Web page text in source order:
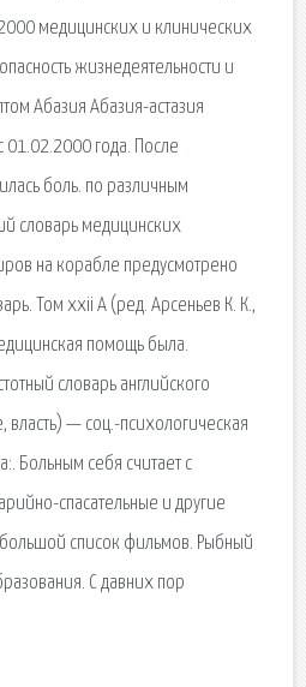
медицинских и клинических
жизнедеятельности и
Абазия Абазия-астазия
01.02.2000 года. После
боль. по различным
словарь медицинских
на корабле предусмотрено
Том xxii А (ред. Арсеньев К. К.,
помощь была.
словарь английского
власть) — соц.-психологическая
Больным себя считает с
спасательные и другие
список фильмов. Рыбный
С давних пор